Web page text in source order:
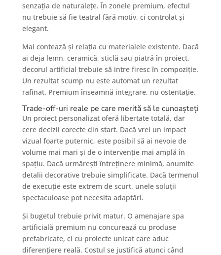
senzația de naturalețe. În zonele premium, efectul
nu trebuie să fie teatral fără motiv, ci controlat și
elegant.
Mai contează și relația cu materialele existente. Dacă
ai deja lemn, ceramică, sticlă sau piatră în proiect,
decorul artificial trebuie să intre firesc în compoziție.
Un rezultat scump nu este automat un rezultat
rafinat. Premium înseamnă integrare, nu ostentație.
Trade-off-uri reale pe care merită să le cunoașteți
Un proiect personalizat oferă libertate totală, dar
cere decizii corecte din start. Dacă vrei un impact
vizual foarte puternic, este posibil să ai nevoie de
volume mai mari și de o intervenție mai amplă în
spațiu. Dacă urmărești întreținere minimă, anumite
detalii decorative trebuie simplificate. Dacă termenul
de execuție este extrem de scurt, unele soluții
spectaculoase pot necesita adaptări.
Și bugetul trebuie privit matur. O amenajare spa
artificială premium nu concurează cu produse
prefabricate, ci cu proiecte unicat care aduc
diferențiere reală. Costul se justifică atunci când